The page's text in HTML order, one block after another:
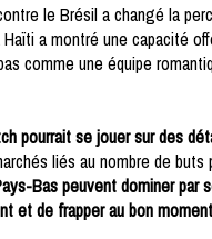
le Brésil a changé la
a montré une capacité
comme une équipe
pourrait se jouer sur des
liés au nombre de
Bas peuvent dominer par
et de frapper au bon